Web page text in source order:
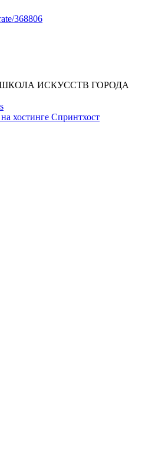
368806
ШКОЛА ИСКУССТВ ГОРОДА
хостинге Спринтхост